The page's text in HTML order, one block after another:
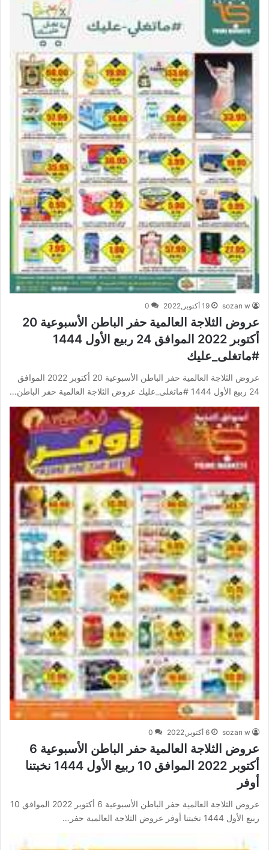
sozan w 19 أكتوبر,2022 0
عروض الثلاجة العالمية حفر الباطن الأسبوعية 20
أكتوبر 2022 الموافق 24 ربيع الأول 1444
#ماتغلى_عليك
عروض الثلاجة العالمية حفر الباطن الأسبوعية 20 أكتوبر 2022 الموافق
24 ربيع الأول 1444 #ماتغلى_عليك عروض الثلاجة العالمية حفر الباطن…
sozan w 6 أكتوبر,2022 0
عروض الثلاجة العالمية حفر الباطن الأسبوعية 6
أكتوبر 2022 الموافق 10 ربيع الأول 1444 نخبتنا
أوفر
عروض الثلاجة العالمية حفر الباطن الأسبوعية 6 أكتوبر 2022 الموافق 10
ربيع الأول 1444 نخبتنا أوفر عروض الثلاجة العالمية حفر…